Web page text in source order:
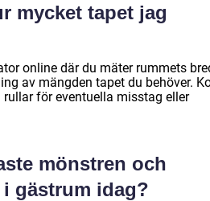
mycket tapet jag
online där du mäter rummets
av mängden tapet du behöver.
för eventuella misstag eller
mönstren och
gästrum idag?